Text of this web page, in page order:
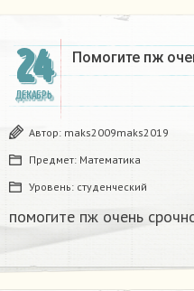
24
ДЕКАБРЬ
Помогите пж
Автор: maks2009maks2019
Предмет: Математика
Уровень: студенческий
помогите пж очень